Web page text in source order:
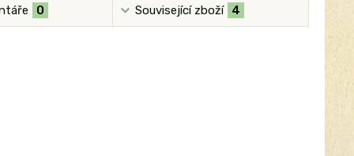
0 Související zboží 4